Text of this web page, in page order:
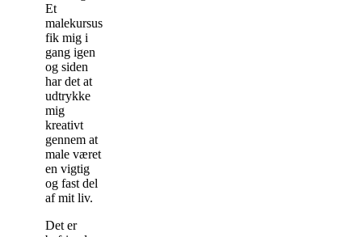
Et
malekursus
fik mig i
gang igen
og siden
har det at
udtrykke
mig
kreativt
gennem at
male været
en vigtig
og fast del
af mit liv.
Det er